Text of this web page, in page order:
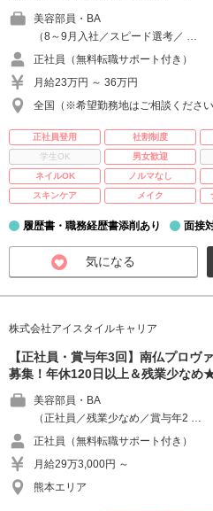
美容部員・BA
（8～9月入社／スピード選考／ …
正社員（無料転職サポート付き）
月給23万円 ～ 36万円
全国（※希望勤務地はご相談ください
正社員登用 社割制度
学生OK
男女歓迎
ネイルOK
ノルマなし
スキンケア
メイク
履歴書・職務経歴書添削あり 面接
気になる
株式会社アイスタイルキャリア
【正社員・賞与年3回】南仏プロヴ
募集！年休120日以上＆残業少なめ
美容部員・BA
（正社員／残業少なめ／賞与年2 …
正社員（無料転職サポート付き）
月給29万3,000円 ～
熊本エリア